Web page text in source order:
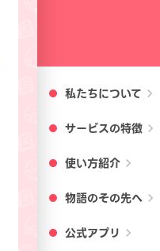
私たちについて chevron_right
サービスの特徴 chevron_right
使い方紹介 chevron_right
物語のその先へ chevron_right
公式アプリ chevron_right